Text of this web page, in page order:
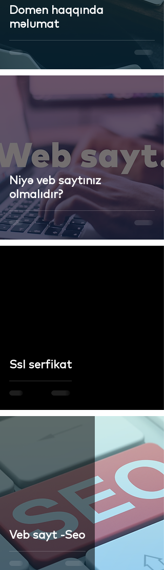
Domen haqqında
məlumat
Niyə veb saytınız
olmalıdır?
Ssl serfikat
Veb sayt -Seo